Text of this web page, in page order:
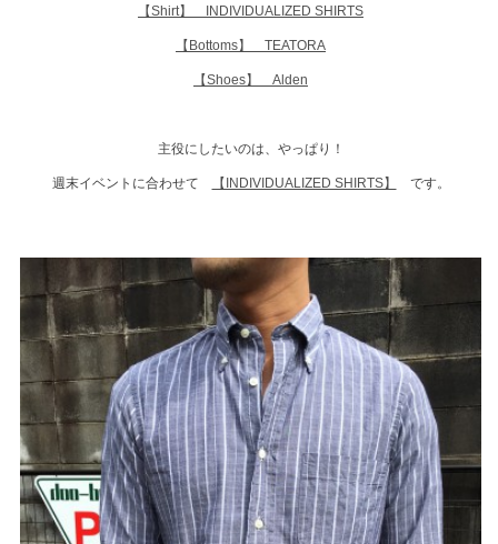
【Shirt】 INDIVIDUALIZED SHIRTS
【Bottoms】 TEATORA
【Shoes】 Alden
主役にしたいのは、やっぱり！
週末イベントに合わせて 【INDIVIDUALIZED SHIRTS】 です。